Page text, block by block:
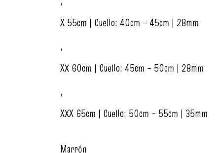
X 55cm | Cuello: 40cm – 45cm | 28mm
,
XX 60cm | Cuello: 45cm – 50cm | 28mm
,
XXX 65cm | Cuello: 50cm – 55cm | 35mm
Marrón